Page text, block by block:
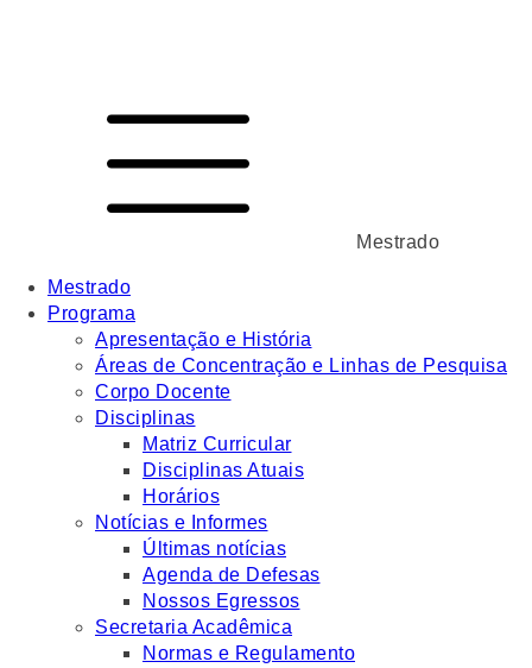
Mestrado
Mestrado
Programa
Apresentação e História
Áreas de Concentração e Linhas de Pesquisa
Corpo Docente
Disciplinas
Matriz Curricular
Disciplinas Atuais
Horários
Notícias e Informes
Últimas notícias
Agenda de Defesas
Nossos Egressos
Secretaria Acadêmica
Normas e Regulamento